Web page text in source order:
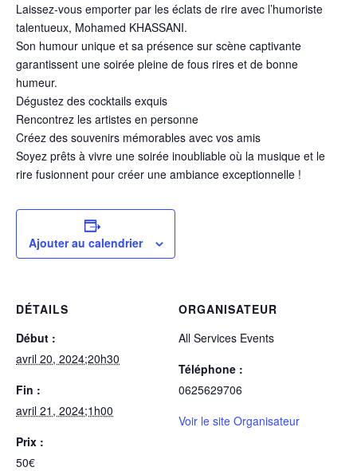
Laissez-vous emporter par les éclats de rire avec l’humoriste
talentueux, Mohamed KHASSANI.
Son humour unique et sa présence sur scène captivante
garantissent une soirée pleine de fous rires et de bonne
humeur.
Dégustez des cocktails exquis
Rencontrez les artistes en personne
Créez des souvenirs mémorables avec vos amis
Soyez prêts à vivre une soirée inoubliable où la musique et le
rire fusionnent pour créer une ambiance exceptionnelle !
Ajouter au calendrier
DÉTAILS
Début :
avril 20, 2024;20h30
Fin :
avril 21, 2024;1h00
Prix :
50€
ORGANISATEUR
All Services Events
Téléphone :
0625629706
Voir le site Organisateur